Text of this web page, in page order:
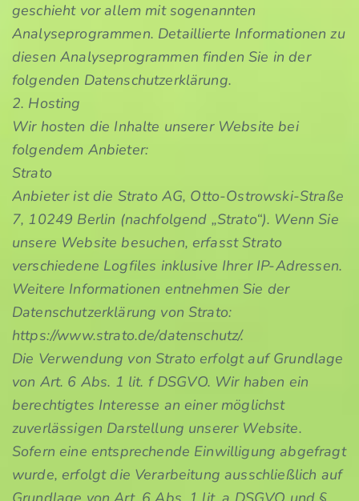
geschieht vor allem mit sogenannten
Analyseprogrammen. Detaillierte Informationen zu
diesen Analyseprogrammen finden Sie in der
folgenden Datenschutzerklärung.
2. Hosting
Wir hosten die Inhalte unserer Website bei
folgendem Anbieter:
Strato
Anbieter ist die Strato AG, Otto-Ostrowski-Straße
7, 10249 Berlin (nachfolgend „Strato“). Wenn Sie
unsere Website besuchen, erfasst Strato
verschiedene Logfiles inklusive Ihrer IP-Adressen.
Weitere Informationen entnehmen Sie der
Datenschutzerklärung von Strato:
https://www.strato.de/datenschutz/.
Die Verwendung von Strato erfolgt auf Grundlage
von Art. 6 Abs. 1 lit. f DSGVO. Wir haben ein
berechtigtes Interesse an einer möglichst
zuverlässigen Darstellung unserer Website.
Sofern eine entsprechende Einwilligung abgefragt
wurde, erfolgt die Verarbeitung ausschließlich auf